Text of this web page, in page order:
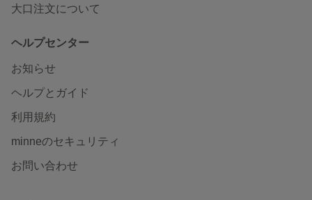
大口注文について
ヘルプセンター
お知らせ
ヘルプとガイド
利用規約
minneのセキュリティ
お問い合わせ